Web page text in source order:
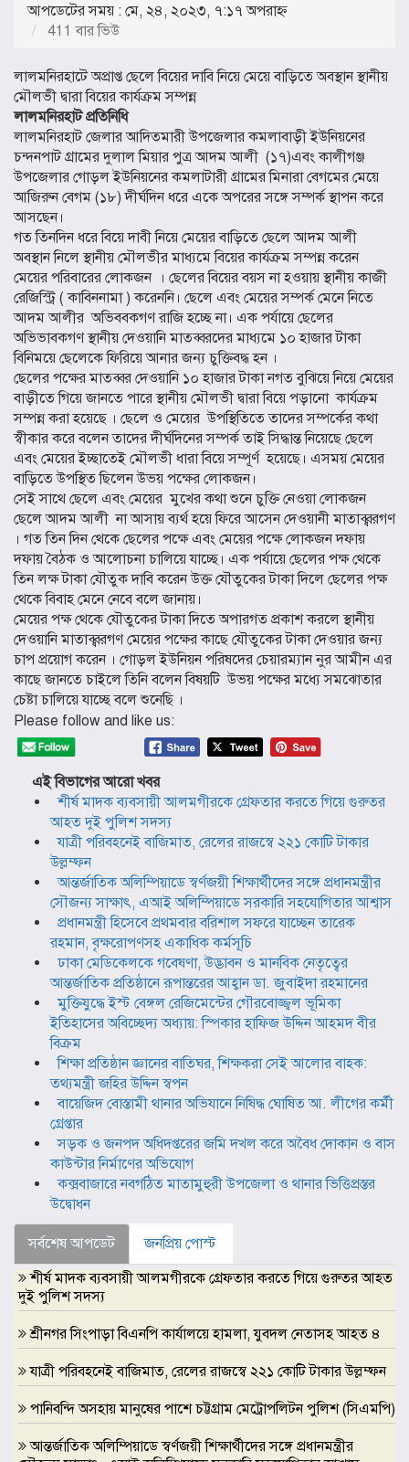
আপডেটের সময় : মে, ২৪, ২০২৩, ৭:১৭ অপরাহ্ণ
411 বার ভিউ
লালমনিরহাটে অপ্রাপ্ত ছেলে বিয়ের দাবি নিয়ে মেয়ে বাড়িতে অবস্থান স্থানীয়
মৌলভী দ্বারা বিয়ের কার্যক্রম সম্পন্ন
লালমনিরহাট প্রতিনিধি
লালমনিরহাট জেলার আদিতমারী উপজেলার কমলাবাড়ী ইউনিয়নের
চন্দনপাট গ্রামের দুলাল মিয়ার পুত্র আদম আলী (১৭)এবং কালীগঞ্জ
উপজেলার গোড়ল ইউনিয়নের কমলাটারী গ্রামের মিনারা বেগমের মেয়ে
আজিরুন বেগম (১৮) দীর্ঘদিন ধরে একে অপরের সঙ্গে সম্পর্ক স্থাপন করে
আসছেন।
গত তিনদিন ধরে বিয়ে দাবী নিয়ে মেয়ের বাড়িতে ছেলে আদম আলী
অবস্থান নিলে স্থানীয় মৌলভীর মাধ্যমে বিয়ের কার্যক্রম সম্পন্ন করেন
মেয়ের পরিবারের লোকজন । ছেলের বিয়ের বয়স না হওয়ায় স্থানীয় কাজী
রেজিস্ট্রি ( কাবিননামা ) করেননি। ছেলে এবং মেয়ের সম্পর্ক মেনে নিতে
আদম আলীর অভিববকগণ রাজি হচ্ছে না। এক পর্যায়ে ছেলের
অভিভাবকগণ স্থানীয় দেওয়ানি মাতব্বরদের মাধ্যমে ১০ হাজার টাকা
বিনিময়ে ছেলেকে ফিরিয়ে আনার জন্য চুক্তিবদ্ধ হন ।
ছেলের পক্ষের মাতব্বর দেওয়ানি ১০ হাজার টাকা নগত বুঝিয়ে নিয়ে মেয়ের
বাড়ীতে গিয়ে জানতে পারে স্থানীয় মৌলভী দ্বারা বিয়ে পড়ানো কার্যক্রম
সম্পন্ন করা হয়েছে । ছেলে ও মেয়ের উপস্থিতিতে তাদের সম্পর্কের কথা
স্বীকার করে বলেন তাদের দীর্ঘদিনের সম্পর্ক তাই সিদ্ধান্ত নিয়েছে ছেলে
এবং মেয়ের ইচ্ছাতেই মৌলভী ধারা বিয়ে সম্পূর্ণ হয়েছে। এসময় মেয়ের
বাড়িতে উপস্থিত ছিলেন উভয় পক্ষের লোকজন।
সেই সাথে ছেলে এবং মেয়ের মুখের কথা শুনে চুক্তি নেওয়া লোকজন
ছেলে আদম আলী না আসায় ব্যর্থ হয়ে ফিরে আসেন দেওয়ানী মাতাব্ব্বরগণ
। গত তিন দিন থেকে ছেলের পক্ষে এবং মেয়ের পক্ষে লোকজন দফায়
দফায় বৈঠক ও আলোচনা চালিয়ে যাচ্ছে। এক পর্যায়ে ছেলের পক্ষ থেকে
তিন লক্ষ টাকা যৌতুক দাবি করেন উক্ত যৌতুকের টাকা দিলে ছেলের পক্ষ
থেকে বিবাহ মেনে নেবে বলে জানায়।
মেয়ের পক্ষ থেকে যৌতুকের টাকা দিতে অপারগত প্রকাশ করলে স্থানীয়
দেওয়ানি মাতাব্ব্বরগণ মেয়ের পক্ষের কাছে যৌতুকের টাকা দেওয়ার জন্য
চাপ প্রয়োগ করেন । গোড়ল ইউনিয়ন পরিষদের চেয়ারম্যান নুর আমীন এর
কাছে জানতে চাইলে তিনি বলেন বিষয়টি উভয় পক্ষের মধ্যে সমঝোতার
চেষ্টা চালিয়ে যাচ্ছে বলে শুনেছি ।
Please follow and like us:
এই বিভাগের আরো খবর
শীর্ষ মাদক ব্যবসায়ী আলমগীরকে গ্রেফতার করতে গিয়ে গুরুতর
আহত দুই পুলিশ সদস্য
যাত্রী পরিবহনেই বাজিমাত, রেলের রাজস্বে ২২১ কোটি টাকার
উল্লম্ফন
আন্তর্জাতিক অলিম্পিয়াডে স্বর্ণজয়ী শিক্ষার্থীদের সঙ্গে প্রধানমন্ত্রীর
সৌজন্য সাক্ষাৎ, এআই অলিম্পিয়াডে সরকারি সহযোগিতার আশ্বাস
প্রধানমন্ত্রী হিসেবে প্রথমবার বরিশাল সফরে যাচ্ছেন তারেক
রহমান, বৃক্ষরোপণসহ একাধিক কর্মসূচি
ঢাকা মেডিকেলকে গবেষণা, উদ্ভাবন ও মানবিক নেতৃত্বের
আন্তর্জাতিক প্রতিষ্ঠানে রূপান্তরের আহ্বান ডা. জুবাইদা রহমানের
মুক্তিযুদ্ধে ইস্ট বেঙ্গল রেজিমেন্টের গৌরবোজ্জ্বল ভূমিকা
ইতিহাসের অবিচ্ছেদ্য অধ্যায়: স্পিকার হাফিজ উদ্দিন আহমদ বীর
বিক্রম
শিক্ষা প্রতিষ্ঠান জ্ঞানের বাতিঘর, শিক্ষকরা সেই আলোর বাহক:
তথ্যমন্ত্রী জহির উদ্দিন স্বপন
বায়েজিদ বোস্তামী থানার অভিযানে নিষিদ্ধ ঘোষিত আ. লীগের কর্মী
গ্রেপ্তার
সড়ক ও জনপদ অধিদপ্তরের জমি দখল করে অবৈধ দোকান ও বাস
কাউন্টার নির্মাণের অভিযোগ
কক্সবাজারে নবগঠিত মাতামুহুরী উপজেলা ও থানার ভিত্তিপ্রস্তর
উদ্বোধন
সর্বশেষ আপডেট
জনপ্রিয় পোস্ট
শীর্ষ মাদক ব্যবসায়ী আলমগীরকে গ্রেফতার করতে গিয়ে গুরুতর আহত
দুই পুলিশ সদস্য
শ্রীনগর সিংপাড়া বিএনপি কার্যালয়ে হামলা, যুবদল নেতাসহ আহত ৪
যাত্রী পরিবহনেই বাজিমাত, রেলের রাজস্বে ২২১ কোটি টাকার উল্লম্ফন
পানিবন্দি অসহায় মানুষের পাশে চট্টগ্রাম মেট্রোপলিটন পুলিশ (সিএমপি)
আন্তর্জাতিক অলিম্পিয়াডে স্বর্ণজয়ী শিক্ষার্থীদের সঙ্গে প্রধানমন্ত্রীর